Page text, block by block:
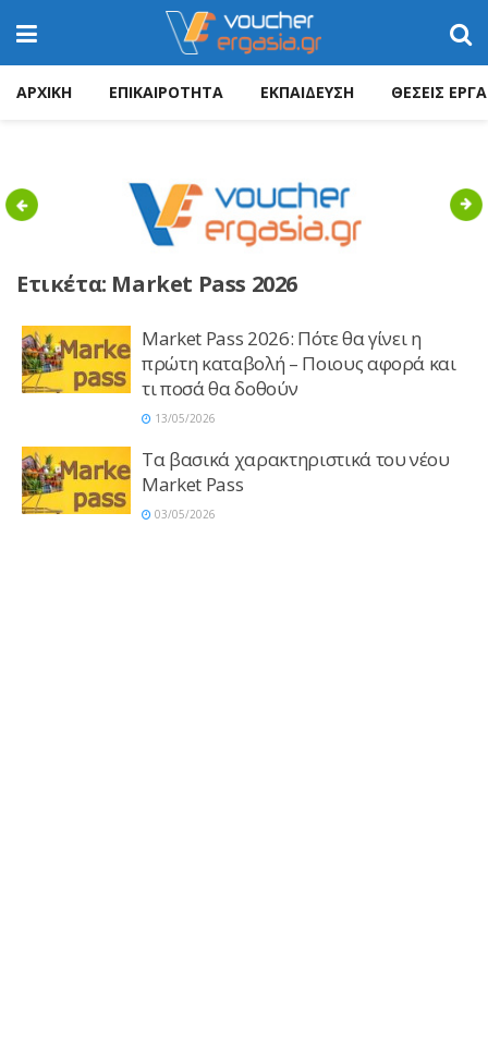
ΑΡΧΙΚΗ ΕΠΙΚΑΙΡΟΤΗΤΑ ΕΚΠΑΙΔΕΥΣΗ ΘΕΣΕΙΣ
Previous
Ετικέτα: Market Pass 2026
Market Pass 2026: Πότε θα γίνει η
πρώτη καταβολή – Ποιους αφορά και
τι ποσά θα δοθούν
13/05/2026
Τα βασικά χαρακτηριστικά του νέου
Market Pass
03/05/2026